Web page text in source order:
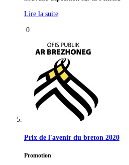
Lire la suite
0
Prix de l'avenir du breton 2020
Promotion